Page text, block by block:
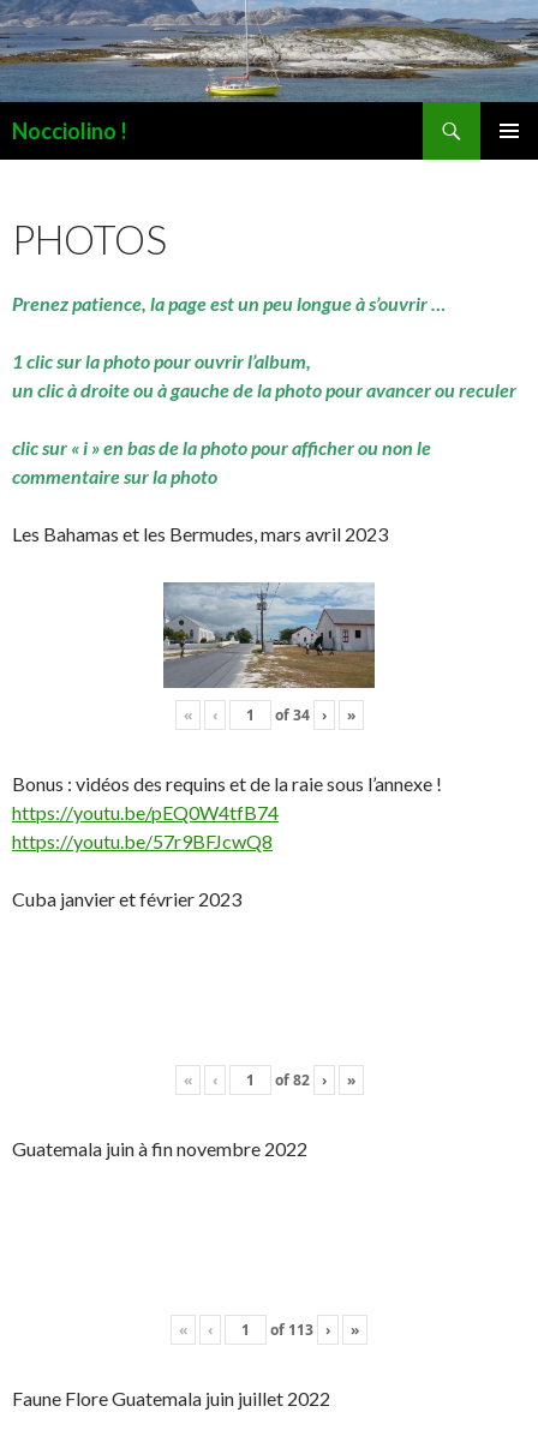
Nocciolino !
PHOTOS
Prenez patience, la page est un peu longue à s’ouvrir …
1 clic sur la photo pour ouvrir l’album,
un clic à droite ou à gauche de la photo pour avancer ou reculer
clic sur « i » en bas de la photo pour afficher ou non le
commentaire sur la photo
Les Bahamas et les Bermudes, mars avril 2023
« ‹ of34 › »
Bonus : vidéos des requins et de la raie sous l’annexe !
https://youtu.be/pEQ0W4tfB74
https://youtu.be/57r9BFJcwQ8
Cuba janvier et février 2023
« ‹ of82 › »
Guatemala juin à fin novembre 2022
« ‹ of 113 › »
Faune Flore Guatemala juin juillet 2022